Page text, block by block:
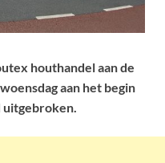
houthandel aan de
aan het begin
uitgebroken.